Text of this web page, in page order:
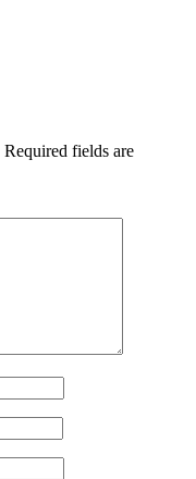
Required fields are